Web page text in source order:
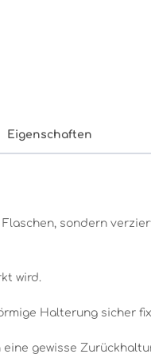
Eigenschaften
sondern
wird.
Halterung sicher
gewisse